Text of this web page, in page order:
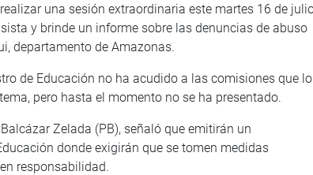
una sesión extraordinaria este martes 16 de
y brinde un informe sobre las denuncias de abuso
departamento de Amazonas.
de Educación no ha acudido a las comisiones que lo
pero hasta el momento no se ha presentado.
Zelada (PB), señaló que emitirán un
donde exigirán que se tomen medidas
responsabilidad.